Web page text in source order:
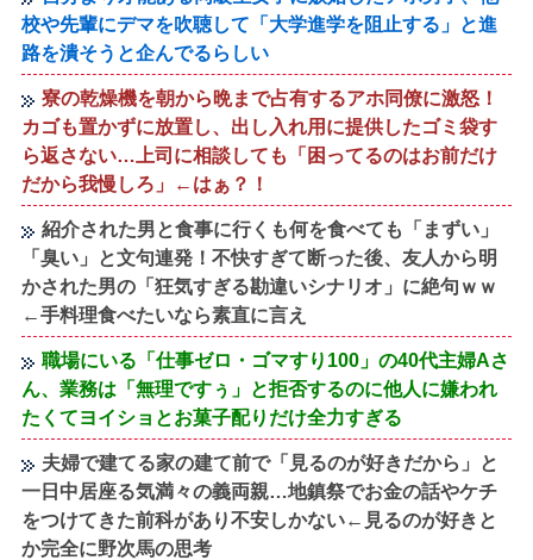
校や先輩にデマを吹聴して「大学進学を阻止する」と進
路を潰そうと企んでるらしい
寮の乾燥機を朝から晩まで占有するアホ同僚に激怒！
カゴも置かずに放置し、出し入れ用に提供したゴミ袋す
ら返さない…上司に相談しても「困ってるのはお前だけ
だから我慢しろ」←はぁ？！
紹介された男と食事に行くも何を食べても「まずい」
「臭い」と文句連発！不快すぎて断った後、友人から明
かされた男の「狂気すぎる勘違いシナリオ」に絶句ｗｗ
←手料理食べたいなら素直に言え
職場にいる「仕事ゼロ・ゴマすり100」の40代主婦Aさ
ん、業務は「無理ですぅ」と拒否するのに他人に嫌われ
たくてヨイショとお菓子配りだけ全力すぎる
夫婦で建てる家の建て前で「見るのが好きだから」と
一日中居座る気満々の義両親…地鎮祭でお金の話やケチ
をつけてきた前科があり不安しかない←見るのが好きと
か完全に野次馬の思考